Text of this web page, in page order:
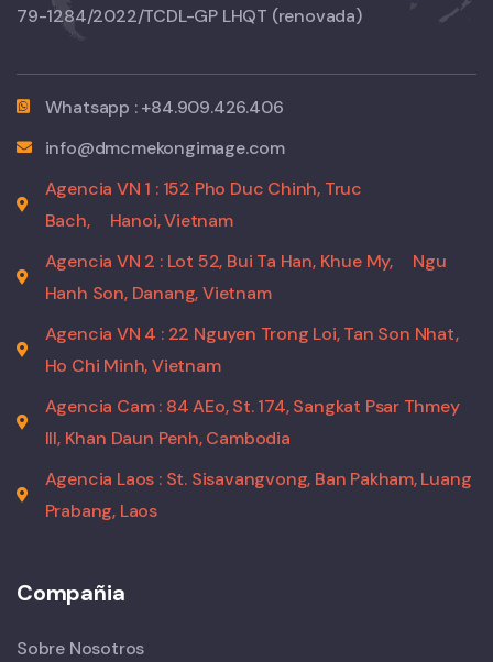
79-1284/2022/TCDL-GP LHQT (renovada)
Whatsapp : +84.909.426.406
info@dmcmekongimage.com
Agencia VN 1 : 152 Pho Duc Chinh, Truc
Bach,
Hanoi, Vietnam
Agencia VN 2 : Lot 52, Bui Ta Han, Khue My,
Ngu
Hanh Son, Danang, Vietnam
Agencia VN 4 : 22 Nguyen Trong Loi, Tan Son Nhat,
Ho Chi Minh, Vietnam
Agencia Cam : 84 AEo, St. 174, Sangkat Psar Thmey
III, Khan Daun Penh, Cambodia
Agencia Laos : St. Sisavangvong, Ban Pakham, Luang
Prabang, Laos
Compañia
Sobre Nosotros